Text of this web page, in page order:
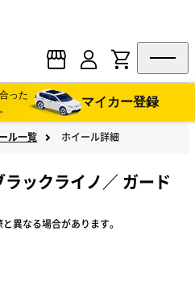
った
マイカー登録
ル一覧 ホイール詳細
ラックライノ／ ガード
異なる場合があります。